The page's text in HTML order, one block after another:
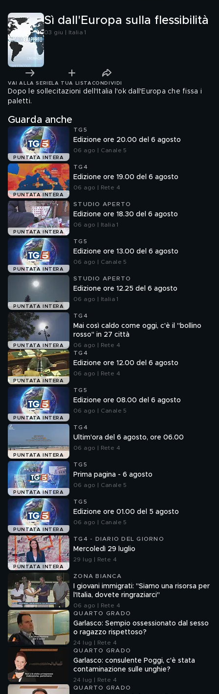
Sì dall'Europa sulla flessibilità
03 giu | Italia 1
VAI ALLA SERIE LA TUA LISTA CONDIVIDI
Dopo le sollecitazioni dell'Italia l'ok dall'Europa che fissa i
paletti.
Guarda anche
PUNTATA INTERA
TG5
Edizione ore 20.00 del 6 agosto
06 ago | Canale 5
PUNTATA INTERA
TG4
Edizione ore 19.00 del 6 agosto
06 ago | Rete 4
PUNTATA INTERA
STUDIO APERTO
Edizione ore 18.30 del 6 agosto
06 ago | Italia 1
PUNTATA INTERA
TG5
Edizione ore 13.00 del 6 agosto
06 ago | Canale 5
PUNTATA INTERA
STUDIO APERTO
Edizione ore 12.25 del 6 agosto
06 ago | Italia 1
PUNTATA INTERA
TG4
Mai così caldo come oggi, c'è il "bollino
rosso" in 27 città
06 ago | Rete 4
PUNTATA INTERA
TG4
Edizione ore 12.00 del 6 agosto
06 ago | Rete 4
PUNTATA INTERA
TG5
Edizione ore 08.00 del 6 agosto
06 ago | Canale 5
PUNTATA INTERA
TG4
Ultim'ora del 6 agosto, ore 06.00
06 ago | Rete 4
PUNTATA INTERA
TG5
Prima pagina - 6 agosto
06 ago | Canale 5
PUNTATA INTERA
TG5
Edizione ore 01.00 del 5 agosto
06 ago | Canale 5
PUNTATA INTERA
TG4 - DIARIO DEL GIORNO
Mercoledì 29 luglio
29 lug | Rete 4
ZONA BIANCA
I giovani immigrati: "Siamo una risorsa per
l'Italia, dovete ringraziarci"
06 ago | Rete 4
QUARTO GRADO
Garlasco: Sempio ossessionato dal sesso
o ragazzo rispettoso?
24 lug | Rete 4
QUARTO GRADO
Garlasco: consulente Poggi, c'è stata
contaminazione sulle unghie?
24 lug | Rete 4
QUARTO GRADO